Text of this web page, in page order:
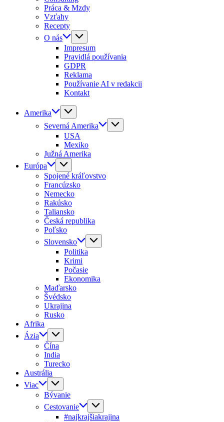
Práca & Mzdy
Vzťahy
Recepty
O nás
Impresum
Pravidlá používania
GDPR
Reklama
Používanie AI v redakcii
Kontakt
Amerika
Severná Amerika
USA
Mexiko
Južná Amerika
Európa
Spojené kráľovstvo
Francúzsko
Nemecko
Rakúsko
Taliansko
Česká republika
Poľsko
Slovensko
Politika
Krimi
Počasie
Ekonomika
Maďarsko
Švédsko
Ukrajina
Rusko
Afrika
Ázia
Čína
India
Turecko
Austrália
Viac
Bývanie
Cestovanie
#najkrajšiakrajina